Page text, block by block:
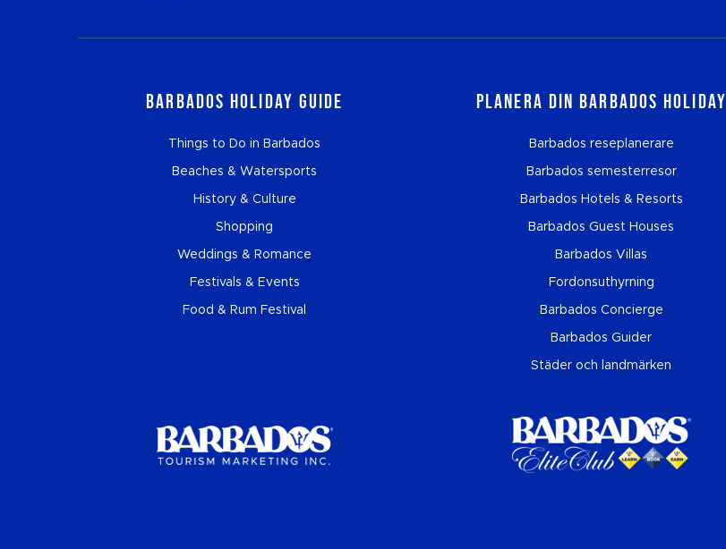
Barbados Holiday Guide
Things to Do in Barbados
Beaches & Watersports
History & Culture
Shopping
Weddings & Romance
Festivals & Events
Food & Rum Festival
Planera din Barbados Holiday
Barbados reseplanerare
Barbados semesterresor
Barbados Hotels & Resorts
Barbados Guest Houses
Barbados Villas
Fordonsuthyrning
Barbados Concierge
Barbados Guider
Städer och landmärken